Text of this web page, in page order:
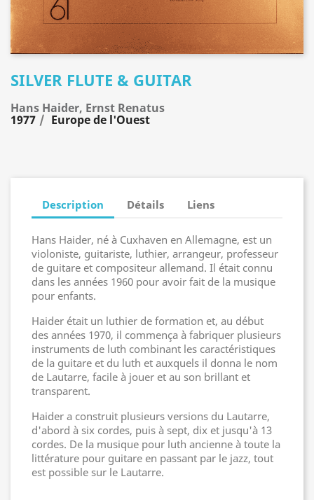
SILVER FLUTE & GUITAR
Hans Haider, Ernst Renatus
1977 Europe de l'Ouest
Description Détails Liens
Hans Haider, né à Cuxhaven en Allemagne, est un
violoniste, guitariste, luthier, arrangeur, professeur
de guitare et compositeur allemand. Il était connu
dans les années 1960 pour avoir fait de la musique
pour enfants.
Haider était un luthier de formation et, au début
des années 1970, il commença à fabriquer plusieurs
instruments de luth combinant les caractéristiques
de la guitare et du luth et auxquels il donna le nom
de Lautarre, facile à jouer et au son brillant et
transparent.
Haider a construit plusieurs versions du Lautarre,
d'abord à six cordes, puis à sept, dix et jusqu'à 13
cordes. De la musique pour luth ancienne à toute la
littérature pour guitare en passant par le jazz, tout
est possible sur le Lautarre.